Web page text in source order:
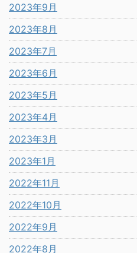
2023年9月
2023年8月
2023年7月
2023年6月
2023年5月
2023年4月
2023年3月
2023年1月
2022年11月
2022年10月
2022年9月
2022年8月